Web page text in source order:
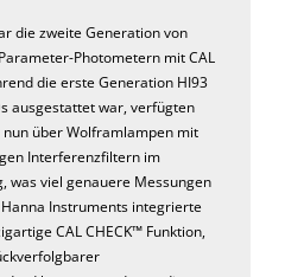
die zweite Generation von
Photometern mit CAL
die erste Generation HI93
ausgestattet war, verfügten
über Wolframlampen mit
Interferenzfiltern im
was viel genauere Messungen
Instruments integrierte
CAL CHECK™ Funktion,